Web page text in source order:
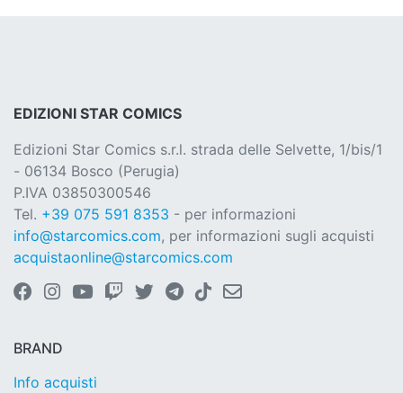
EDIZIONI STAR COMICS
Edizioni Star Comics s.r.l. strada delle Selvette, 1/bis/1
- 06134 Bosco (Perugia)
P.IVA 03850300546
Tel. +39 075 591 8353 - per informazioni
info@starcomics.com, per informazioni sugli acquisti
acquistaonline@starcomics.com
BRAND
Info acquisti